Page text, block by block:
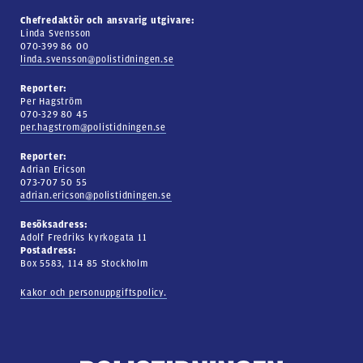
Chefredaktör och ansvarig utgivare:
Linda Svensson
070-399 86 00
linda.svensson@polistidningen.se
Reporter:
Per Hagström
070-329 80 45
per.hagstrom@polistidningen.se
Reporter:
Adrian Ericson
073-707 50 55
adrian.ericson@polistidningen.se
Besöksadress:
Adolf Fredriks kyrkogata 11
Postadress:
Box 5583, 114 85 Stockholm
Kakor och personuppgiftspolicy.